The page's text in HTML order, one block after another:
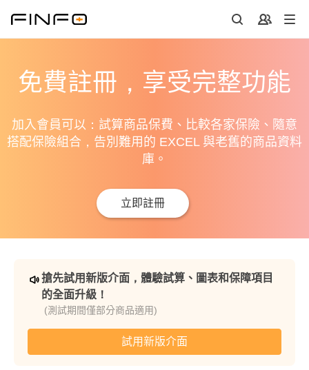
免費註冊，享受完整功能
加入會員可以：試算商品保費、比較各家保險、隨意
搭配保險組合，告別難用的 EXCEL 與老舊的商品資料
庫。
立即註冊
搶先試用新版介面，體驗試算、圖表和保障項目
的全面升級！
(測試期間僅部分商品適用)
試用新版介面